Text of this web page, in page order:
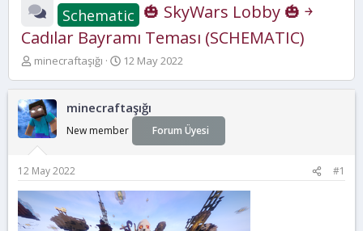
Schematic 🎃 SkyWars Lobby 🎃 ￫
Cadılar Bayramı Teması (SCHEMATIC)
K
b
u
y
u
a
ş
a
minecraftaşığı
B
l
n
t
a
12 May 2022
minecraftaşığı
New member Forum Üyesi
12 May 2022 #1